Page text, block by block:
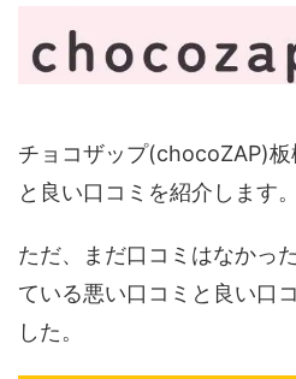
チョコザップ(chocoZAP)板
と良い口コミを紹介します。
ただ、まだ口コミはなかっ
ている悪い口コミと良い口
した。